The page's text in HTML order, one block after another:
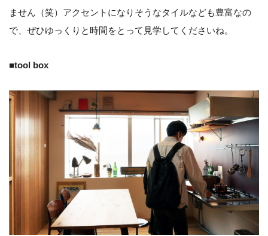
ません（笑）アクセントになりそうなタイルなども豊富なの
で、ぜひゆっくりと時間をとって見学してくださいね。
■tool box